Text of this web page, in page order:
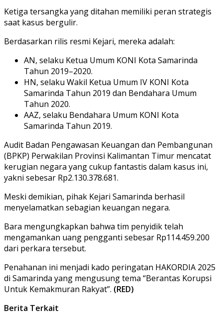
Ketiga tersangka yang ditahan memiliki peran strategis
saat kasus bergulir.
Berdasarkan rilis resmi Kejari, mereka adalah:
AN, selaku Ketua Umum KONI Kota Samarinda
Tahun 2019–2020.
HN, selaku Wakil Ketua Umum IV KONI Kota
Samarinda Tahun 2019 dan Bendahara Umum
Tahun 2020.
AAZ, selaku Bendahara Umum KONI Kota
Samarinda Tahun 2019.
Audit Badan Pengawasan Keuangan dan Pembangunan
(BPKP) Perwakilan Provinsi Kalimantan Timur mencatat
kerugian negara yang cukup fantastis dalam kasus ini,
yakni sebesar Rp2.130.378.681.
Meski demikian, pihak Kejari Samarinda berhasil
menyelamatkan sebagian keuangan negara.
Bara mengungkapkan bahwa tim penyidik telah
mengamankan uang pengganti sebesar Rp114.459.200
dari perkara tersebut.
Penahanan ini menjadi kado peringatan HAKORDIA 2025
di Samarinda yang mengusung tema “Berantas Korupsi
Untuk Kemakmuran Rakyat”. (RED)
Berita Terkait